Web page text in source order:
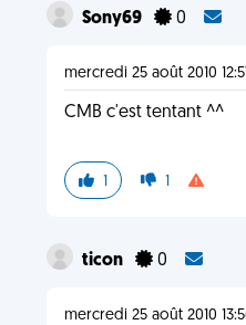
Sony69 0
mercredi 25 août 2010
CMB c'est tentant ^^
1 1
ticon 0
mercredi 25 août 2010